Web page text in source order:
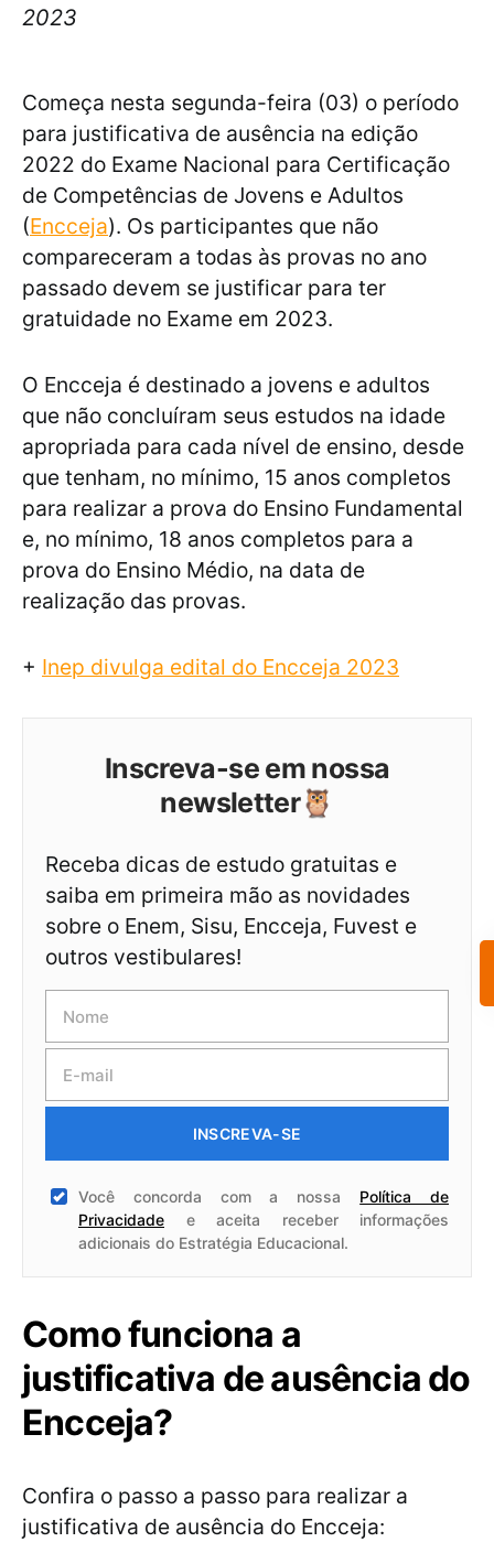
2023
Começa nesta segunda-feira (03) o período
para justificativa de ausência na edição
2022 do Exame Nacional para Certificação
de Competências de Jovens e Adultos
(Encceja). Os participantes que não
compareceram a todas às provas no ano
passado devem se justificar para ter
gratuidade no Exame em 2023.
O Encceja é destinado a jovens e adultos
que não concluíram seus estudos na idade
apropriada para cada nível de ensino, desde
que tenham, no mínimo, 15 anos completos
para realizar a prova do Ensino Fundamental
e, no mínimo, 18 anos completos para a
prova do Ensino Médio, na data de
realização das provas.
+ Inep divulga edital do Encceja 2023
Inscreva-se em nossa
newsletter🦉
Receba dicas de estudo gratuitas e
saiba em primeira mão as novidades
sobre o Enem, Sisu, Encceja, Fuvest e
outros vestibulares!
INSCREVA-SE
Você concorda com a nossa Política de
Privacidade e aceita receber informações
adicionais do Estratégia Educacional.
Como funciona a
justificativa de ausência do
Encceja?
Confira o passo a passo para realizar a
justificativa de ausência do Encceja: